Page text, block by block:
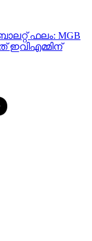
ഫലം: MGB
ഇവിഎമ്മിന്